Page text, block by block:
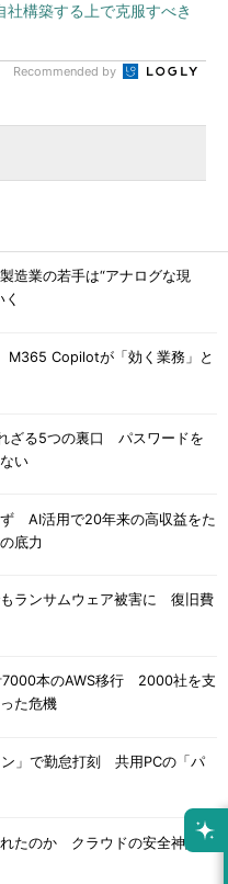
構築する上で克服すべき
Recommended by
造業の若手は“アナログな現
Copilotが「効く業務」と
ざる5つの裏口 パスワードを
い
ず AI活用で20年来の高収益をた
底力
ランサムウェア被害に 復旧費
7000本のAWS移行 2000社を支
た危機
」で勤怠打刻 共用PCの「パ
たのか クラウドの安全神話を